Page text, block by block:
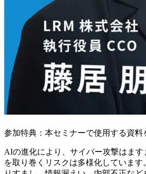
参加特典：本セミナーで使用する資料
AIの進化により、サイバー攻撃はま
を取り巻くリスクは多様化しています